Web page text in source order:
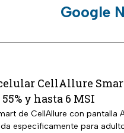
Google
CellAllure Smart
y hasta 6 MSI
de CellAllure con
específicamente para